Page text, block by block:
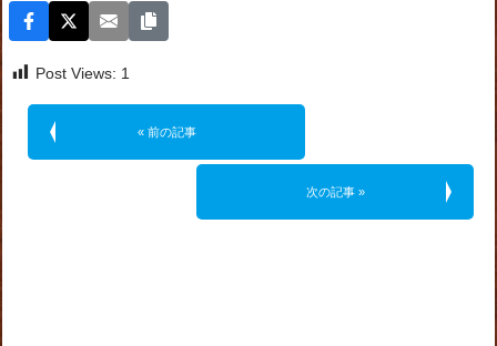
Post Views: 1
« 前の記事
次の記事 »